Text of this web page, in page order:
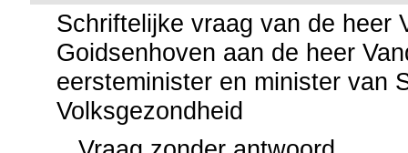
Schriftelijke vraag van de heer
Goidsenhoven aan de heer
eersteminister en minister van
Volksgezondheid